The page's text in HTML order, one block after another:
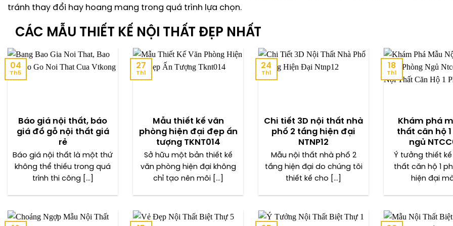
tránh thay đổi hay hoang mang trong quá trình lựa chọn.
CÁC MẪU THIẾT KẾ NỘI THẤT ĐẸP NHẤT
Báo giá nội thất, báo
giá đồ gỗ nội thất giá
rẻ
Báo giá nội thất là một thứ
không thể thiếu trong quá
trình thi công [...]
04
Th5
Mẫu thiết kế văn
phòng hiện đại đẹp ấn
tượng TKNT014
Sở hữu một bản thiết kế
văn phòng hiện đại không
chỉ tạo nên môi [...]
27
Th1
Chi tiết 3D nội thất nhà
phố 2 tầng hiện đại
NTNP12
Mẫu nội thất nhà phố 2
tầng hiện đại do chúng tôi
thiết kế cho [...]
24
Th1
Khám phá
thất căn hộ
ngủ
Ý tưởng thiết
thất căn hộ 1
hiện đại mà
18
Th1